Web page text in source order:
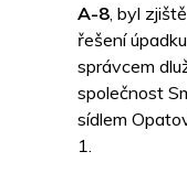
A-8, byl
řešení
správcem
společnost
sídlem
1.